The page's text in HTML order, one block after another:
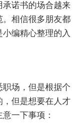
诺书的场合越来
。相信很多朋友都
编精心整理的入
场，但是根据个
，但是想要在人才
一下事项：